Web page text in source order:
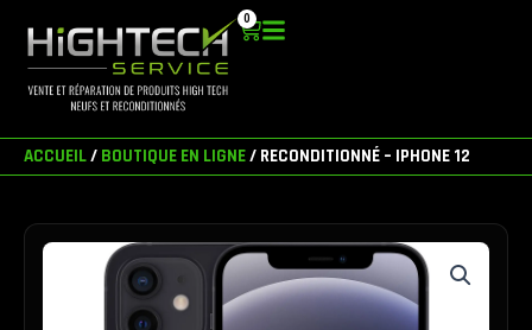
contenu
0
Panier
ACCUEIL/ BOUTIQUE EN LIGNE/ RECONDITIONNÉ – IPHONE 12